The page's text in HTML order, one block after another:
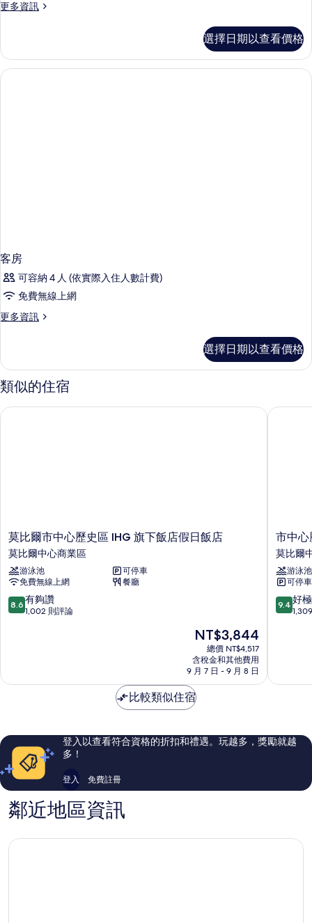
更多資訊
更
的
詳
情
選擇日期以查看價格
客房
可容納 4 人 (依實際入住人數計費)
免費無線上網
更多資訊
更
的
詳
情
選擇日期以查看價格
類似的住宿
莫
比
爾
市
中
心
歷
飯
飯
店
比
中
心
區
莫比爾市中心歷史區 IHG 旗下飯店假日飯店
莫比爾中心商業區
游泳池
可停車
免費無線上網
餐廳
8.6
分，
夠
評
論
8.6 有夠讚
1,002 則評論
現
價
格
為
NT$3,844
NT$3,844
總價 NT$4,517
含稅金和其他費用
9 月 7 日 - 9 月 8 日
莫比爾市中心歷史區 IHG 旗下飯店假日飯店
市
中
心
歷
史
區
的
店
中
心
市中心
莫比爾
游泳池
可停車
9.4
分，
極
評
論
9.4 好
市中心
比較類似住宿
登入以查看符合資格的折扣和禮遇。玩越多，獎勵就越
多！
登入 免費註冊
鄰近地區資訊